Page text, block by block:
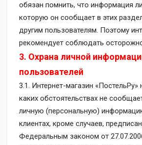
обязан помнить, что информация
которую он сообщает в этих
другим пользователям. Поэтому
рекомендует соблюдать
3. Охрана личной
пользователей
3.1. Интернет-магазин «ПостельРу»
каких обстоятельствах не
личную (персональную)
клиентах, кроме случаев,
Федеральным законом от